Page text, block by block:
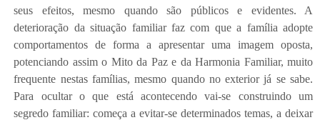
seus efeitos, mesmo quando são públicos e evidentes. A
deterioração da situação familiar faz com que a família adopte
comportamentos de forma a apresentar uma imagem oposta,
potenciando assim o Mito da Paz e da Harmonia Familiar, muito
frequente nestas famílias, mesmo quando no exterior já se sabe.
Para ocultar o que está acontecendo vai-se construindo um
segredo familiar: começa a evitar-se determinados temas, a deixar